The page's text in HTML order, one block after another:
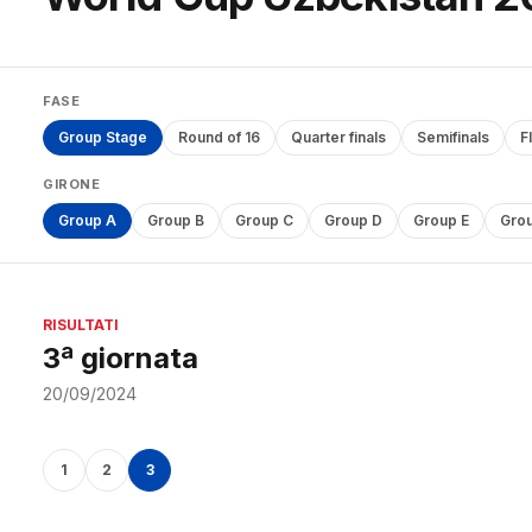
FASE
Group Stage Round of 16 Quarter finals Semifinals
GIRONE
Group A Group B Group C Group D Group E
RISULTATI
3ª giornata
20/09/2024
1 2 3